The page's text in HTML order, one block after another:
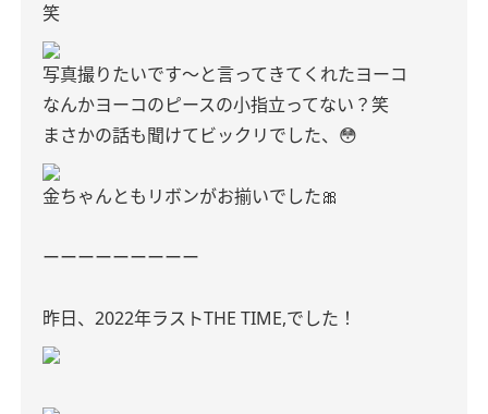
笑
写真撮りたいです〜と言ってきてくれたヨーコ
なんかヨーコのピースの小指立ってない？笑
まさかの話も聞けてビックリでした、😳
金ちゃんともリボンがお揃いでした🎀
ーーーーーーーーー
昨日、2022年ラストTHE TIME,でした！